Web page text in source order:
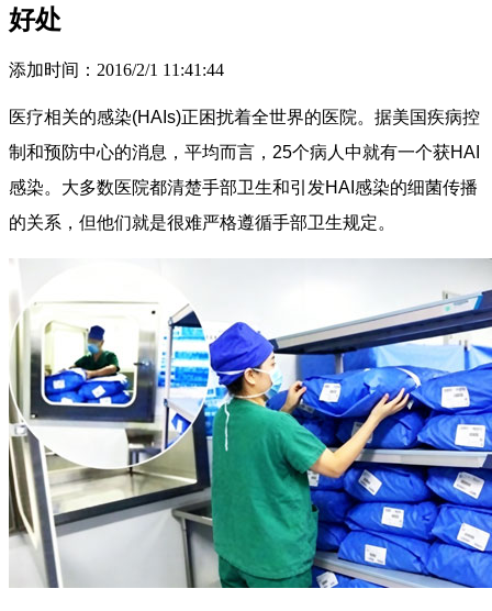
好处
添加时间：2016/2/1 11:41:44
医疗相关的感染(HAIs)正困扰着全世界的医院。据美国疾病控
制和预防中心的消息，平均而言，25个病人中就有一个获HAI
感染。大多数医院都清楚手部卫生和引发HAI感染的细菌传播
的关系，但他们就是很难严格遵循手部卫生规定。